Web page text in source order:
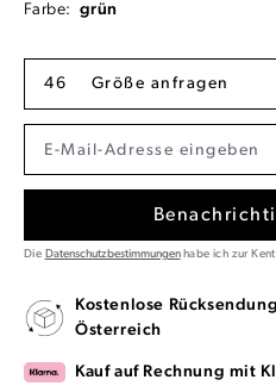
Farbe: grün
46 Größe anfragen
Die Datenschutzbestimmungenhabe ich zur
Kostenlose
Österreich
Kauf auf Rechnung mit